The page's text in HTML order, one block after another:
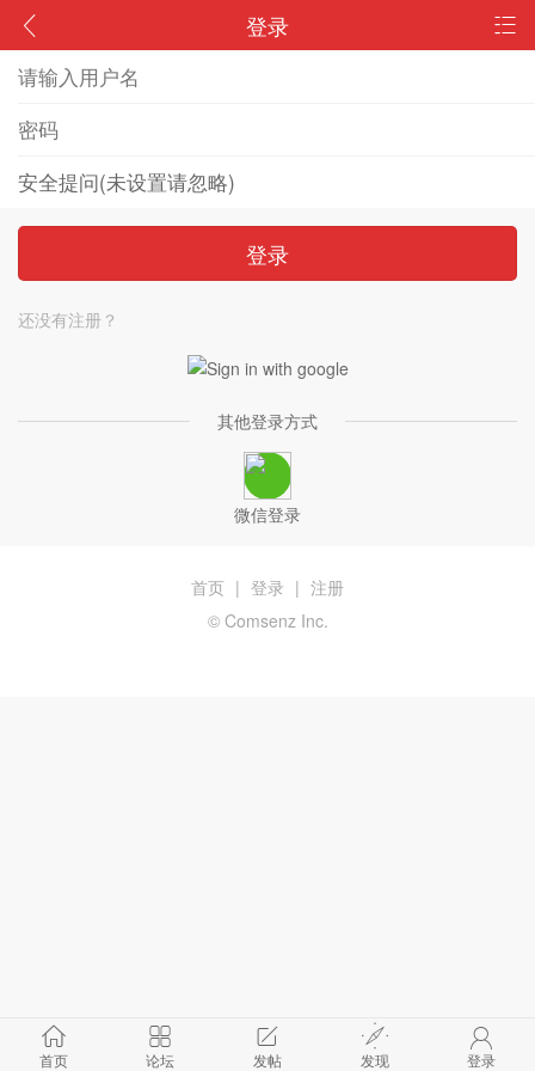
登录
登录
还没有注册？
其他登录方式
微信登录
首页 论坛 发帖 发现 登录
首页 | 登录 | 注册
© Comsenz Inc.